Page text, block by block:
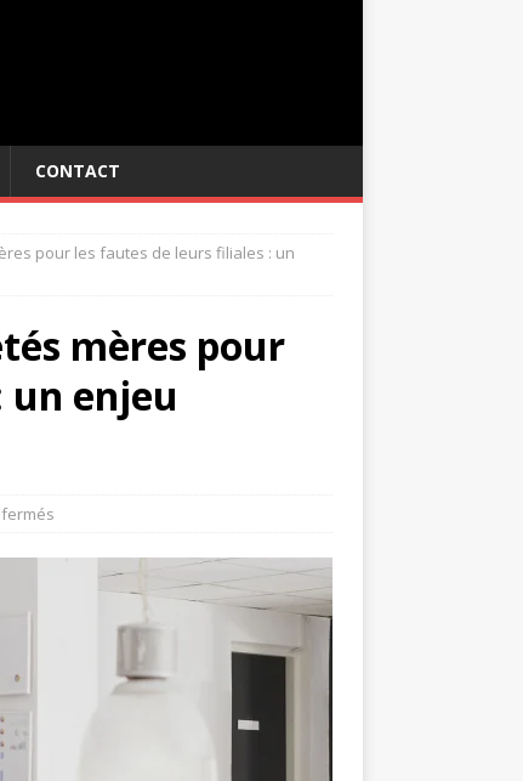
CONTACT
pour les fautes de leurs filiales : un
mères pour
un enjeu